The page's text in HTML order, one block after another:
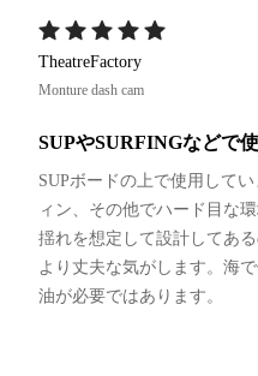
TheatreFactory
Monture dash cam
SUPやSURFINGなどで
SUPボードの上で使用して
ィン、その他でハード目な
揺れを想定して設計してあ
より丈夫な気がします。海
油が必要ではあります。